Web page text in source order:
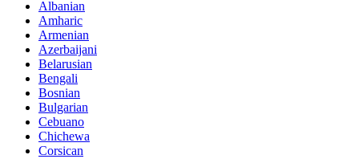
Albanian
Amharic
Armenian
Azerbaijani
Belarusian
Bengali
Bosnian
Bulgarian
Cebuano
Chichewa
Corsican